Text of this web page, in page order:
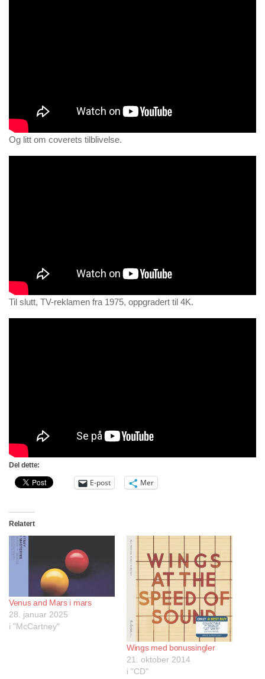
Og litt om coverets tilblivelse.
Til slutt, TV-reklamen fra 1975, oppgradert til 4K.
Del dette:
E-post Mer
Relatert
Venus and Mars i mars
28. januar 2025
i "McCartney"
Wings med bonussingler
21. oktober 2014
i "CD"